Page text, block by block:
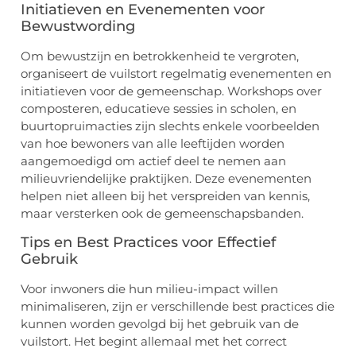
Initiatieven en Evenementen voor
Bewustwording
Om bewustzijn en betrokkenheid te vergroten,
organiseert de vuilstort regelmatig evenementen en
initiatieven voor de gemeenschap. Workshops over
composteren, educatieve sessies in scholen, en
buurtopruimacties zijn slechts enkele voorbeelden
van hoe bewoners van alle leeftijden worden
aangemoedigd om actief deel te nemen aan
milieuvriendelijke praktijken. Deze evenementen
helpen niet alleen bij het verspreiden van kennis,
maar versterken ook de gemeenschapsbanden.
Tips en Best Practices voor Effectief
Gebruik
Voor inwoners die hun milieu-impact willen
minimaliseren, zijn er verschillende best practices die
kunnen worden gevolgd bij het gebruik van de
vuilstort. Het begint allemaal met het correct